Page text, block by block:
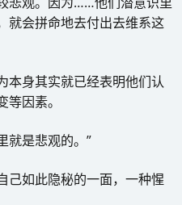
就会拼命地去付出去维系这
本身其实就已经表明他们认
因素。
就是悲观的。”
己如此隐秘的一面，一种惺